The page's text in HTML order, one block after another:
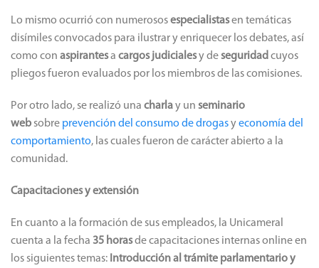
Lo mismo ocurrió con numerososespecialistasen temáticas
disímiles convocados para ilustrar y enriquecer los debates, así
como con aspirantesa cargos judicialesy deseguridad cuyos
pliegos fueron evaluados por los miembros de las comisiones.
Por otro lado, se realizó una charlay un seminario
web sobre prevención del consumo de drogasyeconomía del
comportamiento, las cuales fueron de carácter abierto a la
comunidad.
Capacitaciones y extensión
En cuanto a la formación de sus empleados, la Unicameral
cuenta a la fecha 35 horasde capacitaciones internas online en
los siguientes temas: Introducción al trámite parlamentario y